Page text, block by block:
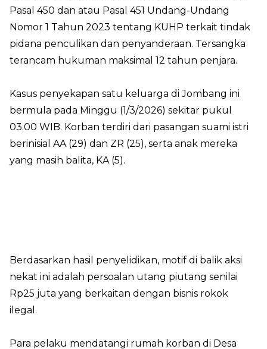
Pasal 450 dan atau Pasal 451 Undang-Undang
Nomor 1 Tahun 2023 tentang KUHP terkait tindak
pidana penculikan dan penyanderaan. Tersangka
terancam hukuman maksimal 12 tahun penjara.
Kasus penyekapan satu keluarga di Jombang ini
bermula pada Minggu (1/3/2026) sekitar pukul
03.00 WIB. Korban terdiri dari pasangan suami istri
berinisial AA (29) dan ZR (25), serta anak mereka
yang masih balita, KA (5).
Berdasarkan hasil penyelidikan, motif di balik aksi
nekat ini adalah persoalan utang piutang senilai
Rp25 juta yang berkaitan dengan bisnis rokok
ilegal.
Para pelaku mendatangi rumah korban di Desa